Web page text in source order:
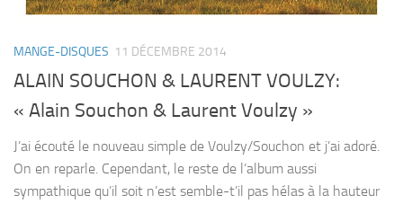
MANGE-DISQUES 11 DÉCEMBRE 2014
ALAIN SOUCHON & LAURENT VOULZY:
« Alain Souchon & Laurent Voulzy »
J’ai écouté le nouveau simple de Voulzy/Souchon et j’ai adoré.
On en reparle. Cependant, le reste de l’album aussi
sympathique qu’il soit n’est semble-t’il pas hélas à la hauteur